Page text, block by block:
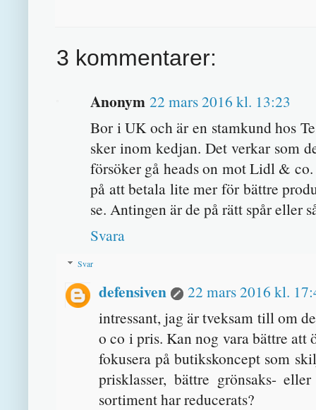
3 kommentarer:
Anonym 22 mars 2016 kl. 13:23
Bor i UK och är en stamkund hos
sker inom kedjan. Det verkar som
försöker gå heads on mot Lidl &
på att betala lite mer för bättre
se. Antingen är de på rätt spår eller
Svara
Svar
defensiven
22 mars 2016 kl.
intressant, jag är tveksam till om
o co i pris. Kan nog vara bättre att
fokusera på butikskoncept som
prisklasser, bättre grönsaks-
sortiment har reducerats?